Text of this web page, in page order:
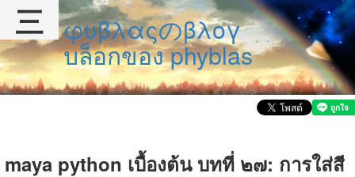
φυβλαςのβλογ
บล็อกของ phyblas
maya python เบื้องต้น บทที่ ๒๗: การใส่สี
三